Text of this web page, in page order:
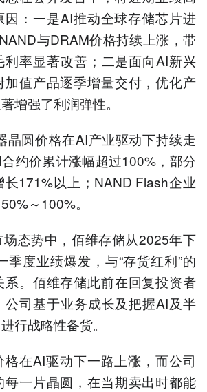
因：一是AI推动全球存储芯片进
与DRAM价格持续上涨，带
利率显著改善；二是面向AI新兴
值产品逐季增量交付，优化产
增强了利润弹性。
晶圆价格在AI产业驱动下持续走
约价累计涨幅超过100%，部分
171%以上；NAND Flash企业
～100%。
态势中，佰维存储从2025年下
季度业绩爆发，与“存货红利”的
。佰维存储此前在回复投资者
公司基于业务成长及把握AI及半
行战略性备货。
在AI驱动下一路上涨，而公司
一片晶圆，在当期卖出时都能